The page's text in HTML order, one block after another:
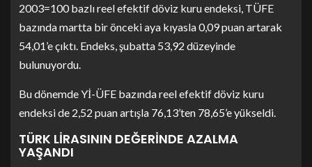
2003=100 bazlı reel efektif döviz kuru endeksi, TÜFE
bazında martta bir önceki aya kıyasla 0,09 puan artarak
54,01’e çıktı. Endeks, şubatta 53,92 düzeyinde
bulunuyordu.
Bu dönemde Yİ-ÜFE bazında reel efektif döviz kuru
endeksi de 2,52 puan artışla 76,13’ten 78,65’e yükseldi.
TÜRK LİRASININ DEĞERİNDE AZALMA
YAŞANDI